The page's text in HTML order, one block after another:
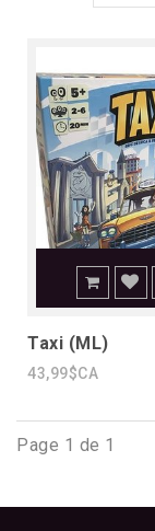
Taxi (ML)
43,99$CA
Page 1 de 1